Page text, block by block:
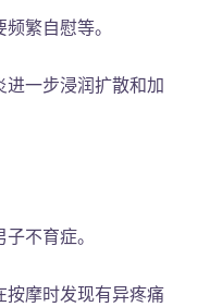
繁自慰等。
一步浸润扩散和加
不育症。
摩时发现有异疼痛